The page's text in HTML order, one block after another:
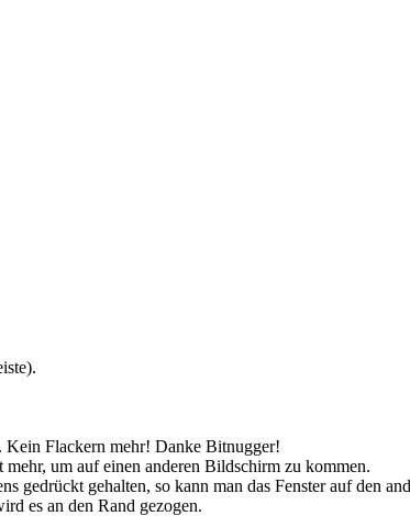
Flackern mehr! Danke Bitnugger!
um auf einen anderen Bildschirm zu kommen.
gehalten, so kann man das Fenster auf den
es an den Rand gezogen.